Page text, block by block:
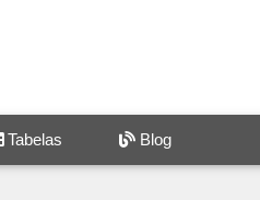
Tabelas Blog